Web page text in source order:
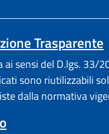
Trasparente
ai sensi del D.lgs. 33/
sono riutilizzabili
dalla normativa